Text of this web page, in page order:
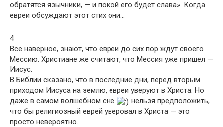
обратятся язычники, — и покой его будет слава». Когда
евреи обсуждают этот стих они…
4
Все наверное, знают, что евреи до сих пор ждут своего
Мессию. Христиане же считают, что Мессия уже пришел —
Иисус.
В Библии сказано, что в последние дни, перед вторым
приходом Иисуса на землю, евреи уверуют в Христа. Но
даже в самом волшебном сне
нельзя предположить,
что бы религиозный еврей уверовал в Христа — это
просто невероятно.